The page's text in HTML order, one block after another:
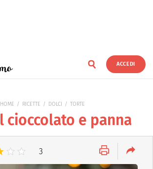
ACCEDI
HOME RICETTE DOLCI TORTE
cioccolato e panna
3